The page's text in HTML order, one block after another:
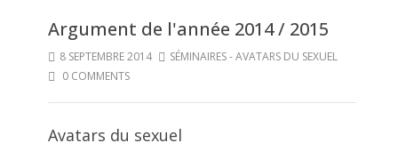
Argument de l'année 2014 / 2015
8 SEPTEMBRE 2014
SÉMINAIRES - AVATARS DU SEXUEL
0 COMMENTS
Avatars du sexuel